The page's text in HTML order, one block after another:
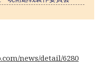
news/detail/6280